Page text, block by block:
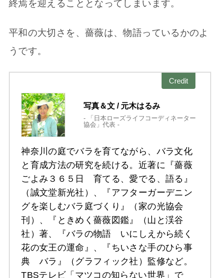
終焉を迎えることとなってしまいます。
平和の大切さを、薔薇は、物語っているかのよ
うです。
Credit
写真＆文 / 元木はるみ
- 「日本ローズライフコーディネーター
協会」代表 -
神奈川の庭でバラを育てながら、バラ文化
と育成方法の研究を続ける。近著に『薔薇
ごよみ３６５日 育てる、愛でる、語る』
（誠文堂新光社）、『アフターガーデニン
グを楽しむバラ庭づくり』（家の光協会
刊）、『ときめく薔薇図鑑』（山と渓谷
社）著、『バラの物語 いにしえから続く
花の女王の運命』、『ちいさな手のひら事
典 バラ』（グラフィック社）監修など。
TBSテレビ「マツコの知らない世界」で